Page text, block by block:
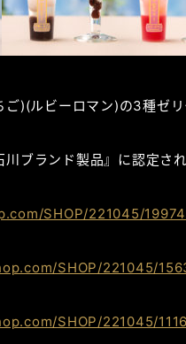
)(ルビーロマン)の3種ゼリ
ブランド製品』に認定さ
SHOP/221045/
SHOP/221045/
SHOP/221045/